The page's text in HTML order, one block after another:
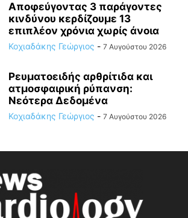
Αποφεύγοντας 3 παράγοντες
κινδύνου κερδίζουμε 13
επιπλέον χρόνια χωρίς άνοια
Κοχιαδάκης Γεώργιος - 7 Αυγούστου 2026
Ρευματοειδής αρθρίτιδα και
ατμοσφαιρική ρύπανση:
Νεότερα Δεδομένα
Κοχιαδάκης Γεώργιος - 7 Αυγούστου 2026